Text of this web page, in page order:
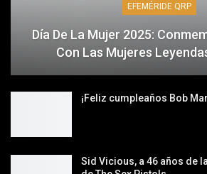
EFEMÉRIDE QRP
Día De La Mujer 2025:
Con Las Mujeres
¡Feliz cumpleaños Bob
Sid Vicious, a 46 años de